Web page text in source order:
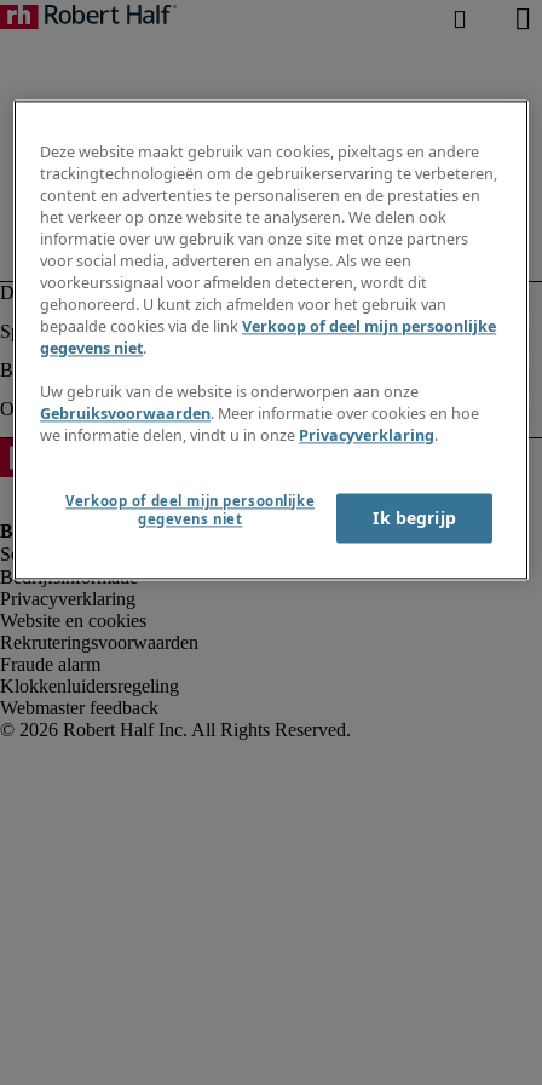
Bedrijfsinformatie
Privacyverklaring
Website en cookies
Rekruteringsvoorwaarden
Fraude alarm
Klokkenluidersregeling
Webmaster feedback
Deze website maakt gebruik van cookies, pixeltags en andere
trackingtechnologieën om de gebruikerservaring te verbeteren,
content en advertenties te personaliseren en de prestaties en
het verkeer op onze website te analyseren. We delen ook
informatie over uw gebruik van onze site met onze partners
voor social media, adverteren en analyse. Als we een
voorkeurssignaal voor afmelden detecteren, wordt dit
gehonoreerd. U kunt zich afmelden voor het gebruik van
bepaalde cookies via de linkVerkoop of deel mijn persoonlijke
gegevens niet.
Uw gebruik van de website is onderworpen aan onze
Gebruiksvoorwaarden. Meer informatie over cookies en hoe
we informatie delen, vindt u in onze Privacyverklaring.
Verkoop of deel mijn persoonlijke
gegevens niet
Ik begrijp